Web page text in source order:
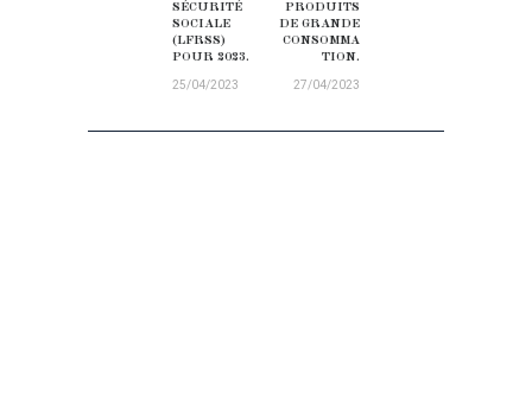
SÉCURITÉ
SOCIALE
(LFRSS)
POUR 2023.
25/04/2023
PRODUITS
DE GRANDE
CONSOMMA
TION.
27/04/2023